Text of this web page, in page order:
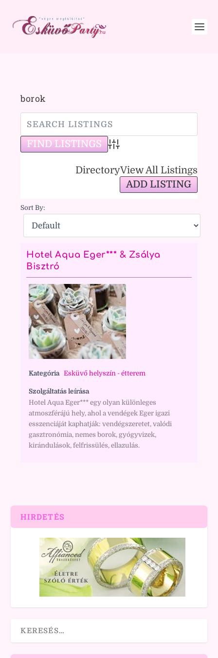
borok
Advanced Search
DirectoryView All Listings
ADD LISTING
Sort By:
Hotel Aqua Eger*** & Zsálya
Bisztró
Kategória Esküvő helyszín - étterem
Szolgáltatás leírása
Hotel Aqua Eger*** egy olyan különleges
atmoszférájú hely, ahol a vendégek Eger igazi
esszenciáját kaphatják: vendégszeretet, valódi
gasztronómia, nemes borok, gyógyvizek,
kirándulások, felfrissülés, ellazulás.
HIRDETÉS